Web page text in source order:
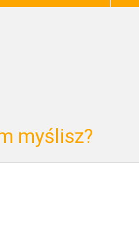
myślisz?